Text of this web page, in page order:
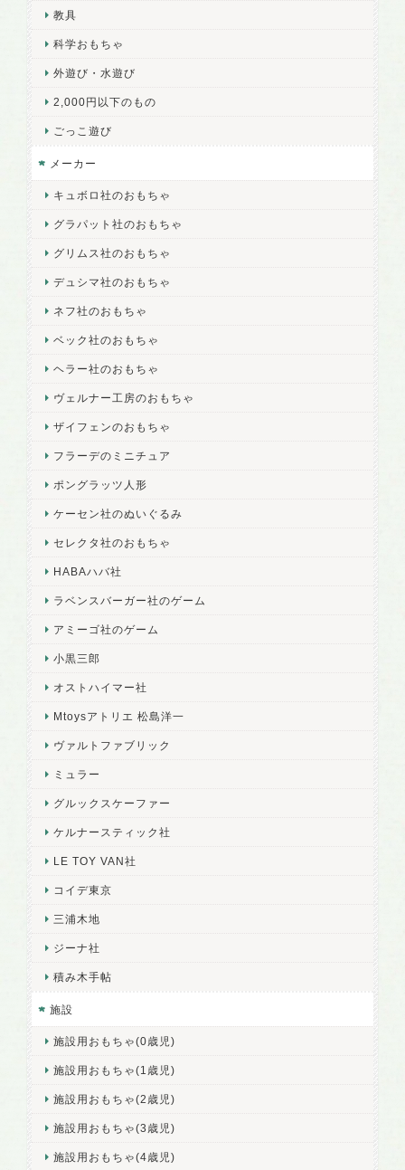
教具
科学おもちゃ
外遊び・水遊び
2,000円以下のもの
ごっこ遊び
メーカー
キュボロ社のおもちゃ
グラパット社のおもちゃ
グリムス社のおもちゃ
デュシマ社のおもちゃ
ネフ社のおもちゃ
ベック社のおもちゃ
ヘラー社のおもちゃ
ヴェルナー工房のおもちゃ
ザイフェンのおもちゃ
フラーデのミニチュア
ポングラッツ人形
ケーセン社のぬいぐるみ
セレクタ社のおもちゃ
HABAハバ社
ラベンスバーガー社のゲーム
アミーゴ社のゲーム
小黒三郎
オストハイマー社
Mtoysアトリエ 松島洋一
ヴァルトファブリック
ミュラー
グルックスケーファー
ケルナースティック社
LE TOY VAN社
コイデ東京
三浦木地
ジーナ社
積み木手帖
施設
施設用おもちゃ(0歳児)
施設用おもちゃ(1歳児)
施設用おもちゃ(2歳児)
施設用おもちゃ(3歳児)
施設用おもちゃ(4歳児)